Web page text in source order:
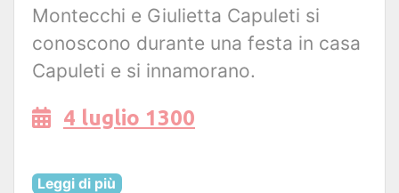
Montecchi e Giulietta Capuleti si
conoscono durante una festa in casa
Capuleti e si innamorano.
4 luglio 1300
Leggi di più